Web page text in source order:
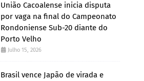
União Cacoalense inicia disputa
por vaga na final do Campeonato
Rondoniense Sub-20 diante do
Porto Velho
Julho 15, 2026
Brasil vence Japão de virada e